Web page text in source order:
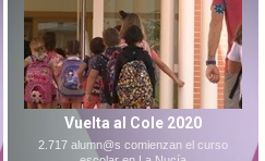
Vuelta al Cole 2020
2.717 alumn@s comienzan el curso